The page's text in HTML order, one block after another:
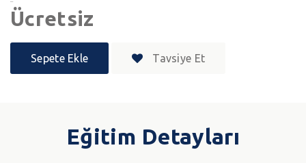
Ücretsiz
Sepete Ekle Tavsiye Et
Eğitim Detayları